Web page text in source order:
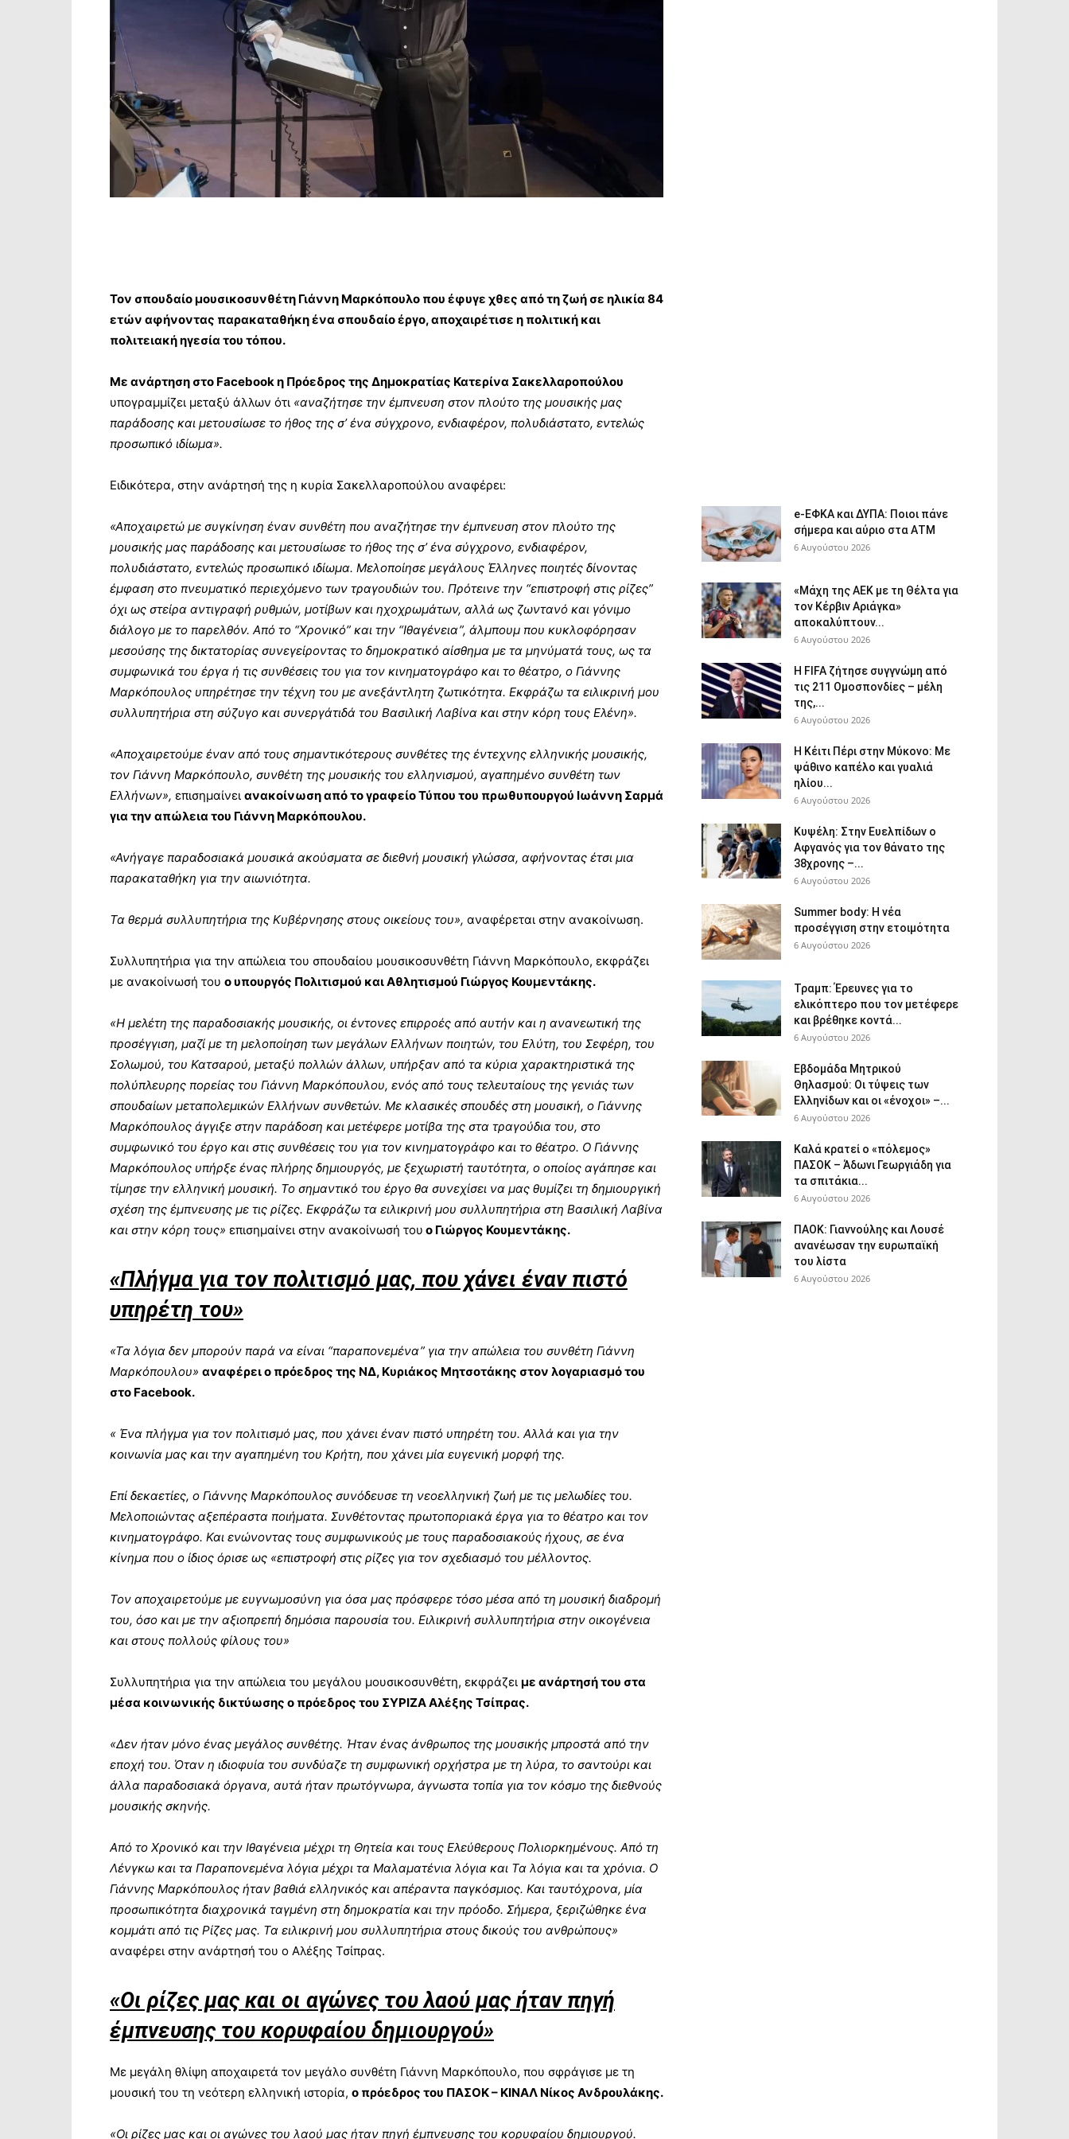
Τον σπουδαίο μουσικοσυνθέτη Γιάννη Μαρκόπουλο που έφυγε χθες από τη ζωή σε ηλικία 84
ετών αφήνοντας παρακαταθήκη ένα σπουδαίο έργο, αποχαιρέτισε η πολιτική και
πολιτειακή ηγεσία του τόπου.
Με ανάρτηση στο Facebook η Πρόεδρος της Δημοκρατίας Κατερίνα Σακελλαροπούλου
υπογραμμίζει μεταξύ άλλων ότι «αναζήτησε την έμπνευση στον πλούτο της μουσικής μας
παράδοσης και μετουσίωσε το ήθος της σ’ ένα σύγχρονο, ενδιαφέρον, πολυδιάστατο, εντελώς
προσωπικό ιδίωμα».
Ειδικότερα, στην ανάρτησή της η κυρία Σακελλαροπούλου αναφέρει:
«Αποχαιρετώ με συγκίνηση έναν συνθέτη που αναζήτησε την έμπνευση στον πλούτο της
μουσικής μας παράδοσης και μετουσίωσε το ήθος της σ’ ένα σύγχρονο, ενδιαφέρον,
πολυδιάστατο, εντελώς προσωπικό ιδίωμα. Μελοποίησε μεγάλους Έλληνες ποιητές δίνοντας
έμφαση στο πνευματικό περιεχόμενο των τραγουδιών του. Πρότεινε την “επιστροφή στις ρίζες”
όχι ως στείρα αντιγραφή ρυθμών, μοτίβων και ηχοχρωμάτων, αλλά ως ζωντανό και γόνιμο
διάλογο με το παρελθόν. Από το “Χρονικό” και την “Ιθαγένεια”, άλμπουμ που κυκλοφόρησαν
μεσούσης της δικτατορίας συνεγείροντας το δημοκρατικό αίσθημα με τα μηνύματά τους, ως τα
συμφωνικά του έργα ή τις συνθέσεις του για τον κινηματογράφο και το θέατρο, ο Γιάννης
Μαρκόπουλος υπηρέτησε την τέχνη του με ανεξάντλητη ζωτικότητα. Εκφράζω τα ειλικρινή μου
συλλυπητήρια στη σύζυγο και συνεργάτιδά του Βασιλική Λαβίνα και στην κόρη τους Ελένη».
«Αποχαιρετούμε έναν από τους σημαντικότερους συνθέτες της έντεχνης ελληνικής μουσικής,
τον Γιάννη Μαρκόπουλο, συνθέτη της μουσικής του ελληνισμού, αγαπημένο συνθέτη των
Ελλήνων», επισημαίνει ανακοίνωση από το γραφείο Τύπου του πρωθυπουργού Ιωάννη Σαρμά
για την απώλεια του Γιάννη Μαρκόπουλου.
«Ανήγαγε παραδοσιακά μουσικά ακούσματα σε διεθνή μουσική γλώσσα, αφήνοντας έτσι μια
παρακαταθήκη για την αιωνιότητα.
Τα θερμά συλλυπητήρια της Κυβέρνησης στους οικείους του», αναφέρεται στην ανακοίνωση.
Συλλυπητήρια για την απώλεια του σπουδαίου μουσικοσυνθέτη Γιάννη Μαρκόπουλο, εκφράζει
με ανακοίνωσή του ο υπουργός Πολιτισμού και Αθλητισμού Γιώργος Κουμεντάκης.
«Η μελέτη της παραδοσιακής μουσικής, οι έντονες επιρροές από αυτήν και η ανανεωτική της
προσέγγιση, μαζί με τη μελοποίηση των μεγάλων Ελλήνων ποιητών, του Ελύτη, του Σεφέρη, του
Σολωμού, του Κατσαρού, μεταξύ πολλών άλλων, υπήρξαν από τα κύρια χαρακτηριστικά της
πολύπλευρης πορείας του Γιάννη Μαρκόπουλου, ενός από τους τελευταίους της γενιάς των
σπουδαίων μεταπολεμικών Ελλήνων συνθετών. Με κλασικές σπουδές στη μουσική, ο Γιάννης
Μαρκόπουλος άγγιξε στην παράδοση και μετέφερε μοτίβα της στα τραγούδια του, στο
συμφωνικό του έργο και στις συνθέσεις του για τον κινηματογράφο και το θέατρο. Ο Γιάννης
Μαρκόπουλος υπήρξε ένας πλήρης δημιουργός, με ξεχωριστή ταυτότητα, ο οποίος αγάπησε και
τίμησε την ελληνική μουσική. Το σημαντικό του έργο θα συνεχίσει να μας θυμίζει τη δημιουργική
σχέση της έμπνευσης με τις ρίζες. Εκφράζω τα ειλικρινή μου συλλυπητήρια στη Βασιλική Λαβίνα
και στην κόρη τους» επισημαίνει στην ανακοίνωσή του ο Γιώργος Κουμεντάκης.
«Πλήγμα για τον πολιτισμό μας, που χάνει έναν πιστό
υπηρέτη του»
«Τα λόγια δεν μπορούν παρά να είναι “παραπονεμένα” για την απώλεια του συνθέτη Γιάννη
Μαρκόπουλου» αναφέρει ο πρόεδρος της ΝΔ, Κυριάκος Μητσοτάκης στον λογαριασμό του
στο Facebook.
« Ένα πλήγμα για τον πολιτισμό μας, που χάνει έναν πιστό υπηρέτη του. Αλλά και για την
κοινωνία μας και την αγαπημένη του Κρήτη, που χάνει μία ευγενική μορφή της.
Επί δεκαετίες, ο Γιάννης Μαρκόπουλος συνόδευσε τη νεοελληνική ζωή με τις μελωδίες του.
Μελοποιώντας αξεπέραστα ποιήματα. Συνθέτοντας πρωτοποριακά έργα για το θέατρο και τον
κινηματογράφο. Και ενώνοντας τους συμφωνικούς με τους παραδοσιακούς ήχους, σε ένα
κίνημα που ο ίδιος όρισε ως «επιστροφή στις ρίζες για τον σχεδιασμό του μέλλοντος.
Τον αποχαιρετούμε με ευγνωμοσύνη για όσα μας πρόσφερε τόσο μέσα από τη μουσική διαδρομή
του, όσο και με την αξιοπρεπή δημόσια παρουσία του. Ειλικρινή συλλυπητήρια στην οικογένεια
και στους πολλούς φίλους του»
Συλλυπητήρια για την απώλεια του μεγάλου μουσικοσυνθέτη, εκφράζει με ανάρτησή του στα
μέσα κοινωνικής δικτύωσης ο πρόεδρος του ΣΥΡΙΖΑ Αλέξης Τσίπρας.
«Δεν ήταν μόνο ένας μεγάλος συνθέτης. Ήταν ένας άνθρωπος της μουσικής μπροστά από την
εποχή του. Όταν η ιδιοφυία του συνδύαζε τη συμφωνική ορχήστρα με τη λύρα, το σαντούρι και
άλλα παραδοσιακά όργανα, αυτά ήταν πρωτόγνωρα, άγνωστα τοπία για τον κόσμο της διεθνούς
μουσικής σκηνής.
Από το Χρονικό και την Ιθαγένεια μέχρι τη Θητεία και τους Ελεύθερους Πολιορκημένους. Από τη
Λένγκω και τα Παραπονεμένα λόγια μέχρι τα Μαλαματένια λόγια και Τα λόγια και τα χρόνια. Ο
Γιάννης Μαρκόπουλος ήταν βαθιά ελληνικός και απέραντα παγκόσμιος. Και ταυτόχρονα, μία
προσωπικότητα διαχρονικά ταγμένη στη δημοκρατία και την πρόοδο. Σήμερα, ξεριζώθηκε ένα
κομμάτι από τις Ρίζες μας. Τα ειλικρινή μου συλλυπητήρια στους δικούς του ανθρώπους»
αναφέρει στην ανάρτησή του ο Αλέξης Τσίπρας.
«Οι ρίζες μας και οι αγώνες του λαού μας ήταν πηγή
έμπνευσης του κορυφαίου δημιουργού»
Με μεγάλη θλίψη αποχαιρετά τον μεγάλο συνθέτη Γιάννη Μαρκόπουλο, που σφράγισε με τη
μουσική του τη νεότερη ελληνική ιστορία, ο πρόεδρος του ΠΑΣΟΚ – ΚΙΝΑΛ Νίκος Ανδρουλάκης.
«Οι ρίζες μας και οι αγώνες του λαού μας ήταν πηγή έμπνευσης του κορυφαίου δημιουργού.
e-ΕΦΚΑ και ΔΥΠΑ: Ποιοι πάνε
σήμερα και αύριο στα ΑΤΜ
6 Αυγούστου 2026
«Μάχη της ΑΕΚ με τη Θέλτα για
τον Κέρβιν Αριάγκα»
αποκαλύπτουν...
6 Αυγούστου 2026
Η FIFA ζήτησε συγγνώμη από
τις 211 Ομοσπονδίες – μέλη
της,...
6 Αυγούστου 2026
Η Κέιτι Πέρι στην Μύκονο: Με
ψάθινο καπέλο και γυαλιά
ηλίου...
6 Αυγούστου 2026
Κυψέλη: Στην Ευελπίδων ο
Αφγανός για τον θάνατο της
38χρονης –...
6 Αυγούστου 2026
Summer body: Η νέα
προσέγγιση στην ετοιμότητα
6 Αυγούστου 2026
Τραμπ: Έρευνες για το
ελικόπτερο που τον μετέφερε
και βρέθηκε κοντά...
6 Αυγούστου 2026
Εβδομάδα Μητρικού
Θηλασμού: Οι τύψεις των
Ελληνίδων και οι «ένοχοι» –...
6 Αυγούστου 2026
Καλά κρατεί ο «πόλεμος»
ΠΑΣΟΚ – Άδωνι Γεωργιάδη για
τα σπιτάκια...
6 Αυγούστου 2026
ΠΑΟΚ: Γιαννούλης και Λουσέ
ανανέωσαν την ευρωπαϊκή
του λίστα
6 Αυγούστου 2026